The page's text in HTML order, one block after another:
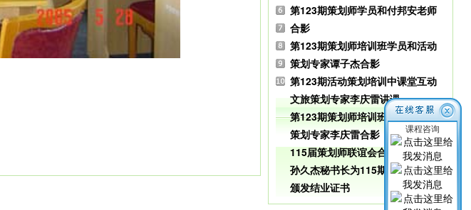
第123期策划师学员和付邦安老师
合影
第123期策划师培训班学员和活动
策划专家谭子杰合影
第123期活动策划培训中课堂互动
文旅策划专家李庆雷讲课
第123期策划师培训班学员和旅游
策划专家李庆雷合影
115届策划师联谊会合影
孙久杰秘书长为115期策划师学员
颁发结业证书
课程咨询